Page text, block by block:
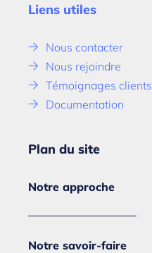
Liens utiles
Nous contacter
Nous rejoindre
Témoignages clients
Documentation
Plan du site
Notre approche
Notre savoir-faire